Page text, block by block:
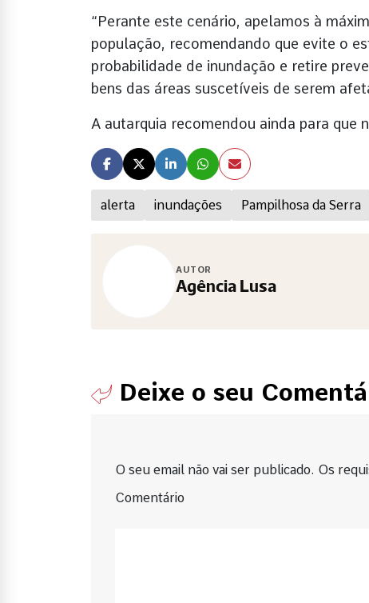
alerta inundações Pampilhosa da Serra
AUTOR
Agência Lusa
“Perante este cenário, apelamos à
população, recomendando que evite o
probabilidade de inundação e retire
bens das áreas suscetíveis de serem
A autarquia recomendou ainda para que
Deixe o seu
O seu email não vai ser publicado. Os
Comentário